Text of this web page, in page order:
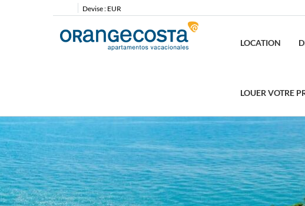
Devise : EUR
LOCATION
LOUER VOTRE